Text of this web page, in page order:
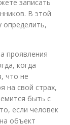
записать
В этой
определить,
проявления
когда
что не
на свой страх,
быть с
если человек
объект